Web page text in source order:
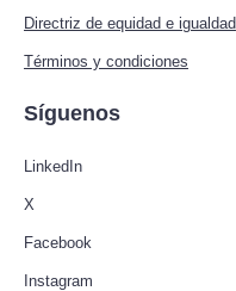
Directriz de equidad e igualdad
Términos y condiciones
Síguenos
LinkedIn
X
Facebook
Instagram